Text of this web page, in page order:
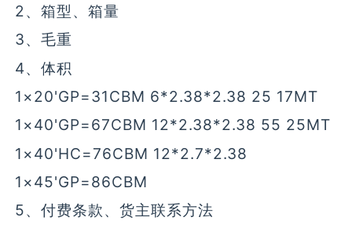
2、箱型、箱量
3、毛重
4、体积
1×20'GP=31CBM 6*2.38*2.38 25 17MT
1×40'GP=67CBM 12*2.38*2.38 55 25MT
1×40'HC=76CBM 12*2.7*2.38
1×45'GP=86CBM
5、付费条款、货主联系方法